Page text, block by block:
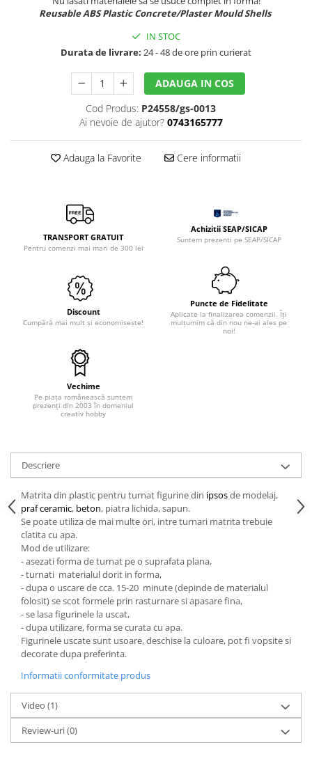
Foite/fulgi schlagmetal
Pensule, accesorii pt pictura/ desen
Accesorii pt pictura/ desen
Carbune, pastel
Cerneluri, penite
Creioane, markere, pixuri
Agatatori, cleme, cuie
Sculptura/Gravura
Accesorii bijuterii
Perle/margele acrilice/lemn
Sabloane autoadezive
Sabloane plastic
Sabloane plastic flexibile
Hartie de orez
Hartie decupaj
Servetele
Confectionare ceasuri
Cadrane lemn/sticla
Mecanisme/Cifre
Hartie craft
Carton/Hartie efecte speciale
Carton/Hartie Scrapbooking
Carton/Hartie unicolor
Hartie creponata
Hartie origami
Hartie reciclata/manuala
Plicuri
Carton
Rame, albume, notesuri
Masti
Forme/Figurine carton
Panglici, snururi, sarma
Dantela
Panglici craciun
Panglici decor
Aplice decor
Platouri
Reusable ABS Plastic Concrete/Plaster Mould Shells
IN STOC
Durata de livrare: 24 - 48 de ore prin curierat
ADAUGA IN COS
Cod Produs: P24558/gs-0013
Ai nevoie de ajutor? 0743165777
Adauga la Favorite Cere informatii
TRANSPORT GRATUIT
Pentru comenzi mai mari de 300 lei
Achizitii SEAP/SICAP
Suntem prezenti pe SEAP/SICAP
Discount
Cumpără mai mult și economisește!
Puncte de Fidelitate
Aplicate la finalizarea comenzii. Îți
mulțumim că din nou ne-ai ales pe
noi!
Vechime
Pe piața românească suntem
prezenți din 2003 în domeniul
creativ hobby
Descriere
Matrita din plastic pentru turnat figurine din ipsosde modelaj,
praf ceramic, beton, piatra lichida, sapun.
Se poate utiliza de mai multe ori, intre turnari matrita trebuie
clatita cu apa.
Mod de utilizare:
- asezati forma de turnat pe o suprafata plana,
- turnati materialul dorit in forma,
- dupa o uscare de cca. 15-20 minute (depinde de materialul
folosit) se scot formele prin rasturnare si apasare fina,
- se lasa figurinele la uscat,
- dupa utilizare, forma se curata cu apa.
Figurinele uscate sunt usoare, deschise la culoare, pot fi vopsite si
decorate dupa preferinta.
Informatii conformitate produs
Video (1)
Review-uri(0)